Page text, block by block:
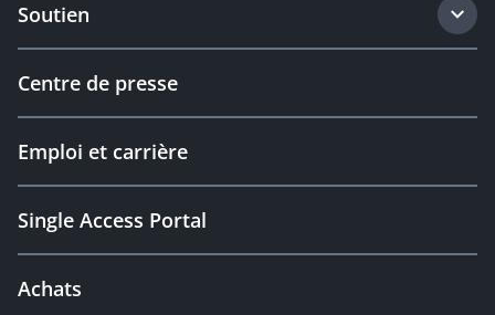
Soutien
Centre de presse
Emploi et carrière
Single Access Portal
Achats